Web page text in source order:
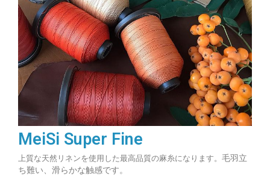
MeiSi Super Fine
上質な天然リネンを使用した最高品質の麻糸になります。 毛羽立
ち難い、滑らかな触感です。